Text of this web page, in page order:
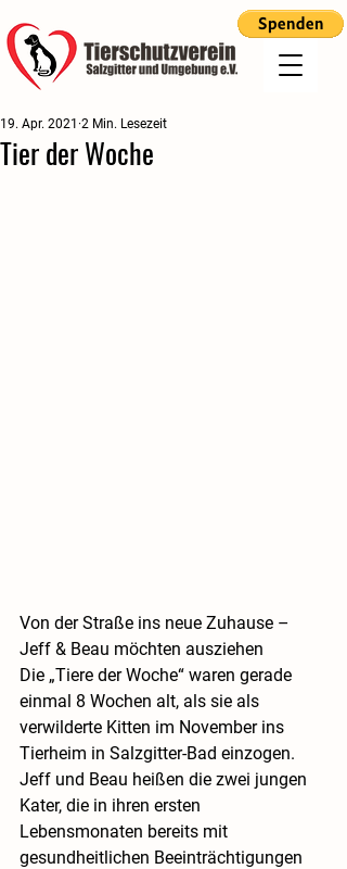
Tier der Woche
19. Apr. 2021 2 Min. Lesezeit
Von der Straße ins neue Zuhause –
Jeff & Beau möchten ausziehen
Die „Tiere der Woche“ waren gerade
einmal 8 Wochen alt, als sie als
verwilderte Kitten im November ins
Tierheim in Salzgitter-Bad einzogen.
Jeff und Beau heißen die zwei jungen
Kater, die in ihren ersten
Lebensmonaten bereits mit
gesundheitlichen Beeinträchtigungen